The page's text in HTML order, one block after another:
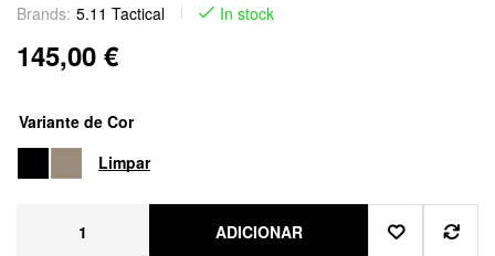
Brands: 5.11 Tactical In stock
145,00 €
Variante de Cor
Limpar
ADICIONAR